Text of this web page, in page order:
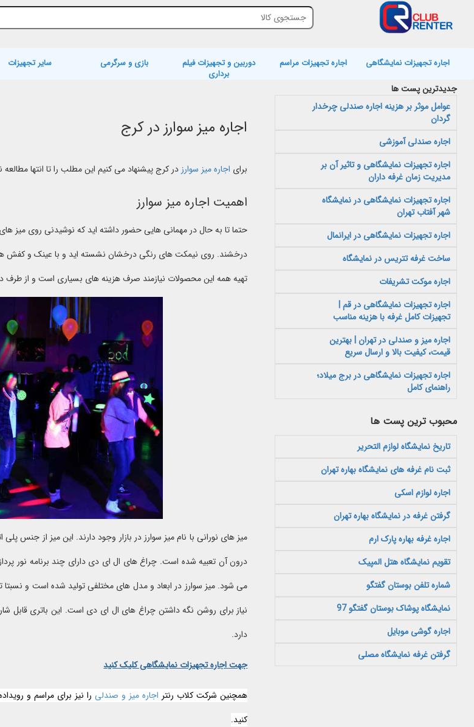
اجاره تجهیزات نمایشگاهی اجاره تجهیزات مراسم
دوربین و تجهیزات فیلم
برداری
بازی و سرگرمی سایر تجهیزات
اجاره میز سوارز در کرج
برای اجاره میز سوارز در کرج پیشنهاد می کنیم این مطلب را تا انتها
اهمیت اجاره میز سوارز
حتما تا به حال در مهمانی هایی حضور داشته اید که نوشیدنی روی میز
درخشند. روی نیمکت های رنگی درخشان نشسته اید و با عینک و
تهیه همه این محصولات نیازمند صرف هزینه های بسیاری است و از طرف
میز های نورانی با نام میز سوارز در بازار وجود دارند. این میز از
درون آن تعبیه شده است. چراغ های ال ای دی دارای چند برنامه نور
می شود. میز سوارز در ابعاد و مدل های مختلفی تولید شده است و نسبتا
دارد.
جهت اجاره تجهیزات نمایشگاهی کلیک کنید
همچنین شرکت کلاب رنتر اجاره میز و صندلی را نیز برای مراسم و
کنید.
جدیدترین پست ها
اجاره تجهیزات نمایشگاهی در برج میلاد؛
راهنمای کامل
اجاره میز و صندلی در تهران | بهترین
قیمت، کیفیت بالا و ارسال سریع
اجاره تجهیزات نمایشگاهی در قم |
تجهیزات کامل غرفه با هزینه مناسب
اجاره موکت تشریفات
ساخت غرفه تتریس در نمایشگاه
اجاره تجهیزات نمایشگاهی در ایرانمال
اجاره تجهیزات نمایشگاهی در نمایشگاه
شهر آفتاب تهران
اجاره تجهیزات نمایشگاهی و تاثیر آن بر
مدیریت زمان غرفه داران
اجاره صندلی آموزشی
عوامل موثر بر هزینه اجاره صندلی چرخدار
گردان
محبوب ترین پست ها
تاریخ نمایشگاه لوازم التحریر
ثبت نام غرفه های نمایشگاه بهاره تهران
اجاره لوازم اسکی
گرفتن غرفه در نمایشگاه بهاره تهران
اجاره غرفه بهاره پارک ارم
تقویم نمایشگاه هتل المپیک
شماره تلفن بوستان گفتگو
نمایشگاه پوشاک بوستان گفتگو 97
اجاره گوشی موبایل
گرفتن غرفه نمایشگاه مصلی